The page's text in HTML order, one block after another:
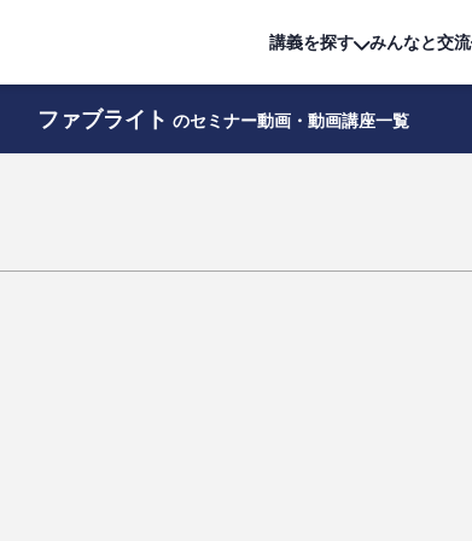
講義を探す みんなと交流
ファブライト のセミナー動画・動画講座一覧